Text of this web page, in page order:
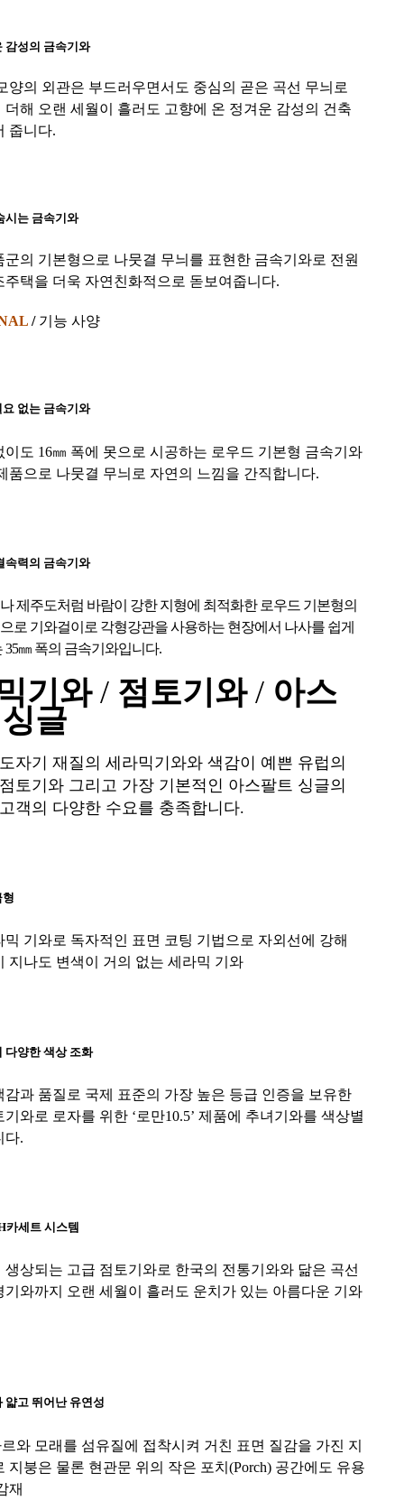
감성의 금속기와
양의 외관은 부드러우면서도 중심의 곧은 곡선 무늬로
더해 오랜 세월이 흘러도 고향에 온 정겨운 감성의 건축
줍니다.
시는 금속기와
군의 기본형으로 나뭇결 무늬를 표현한 금속기와로 전원
주택을 더욱 자연친화적으로 돋보여줍니다.
/ 기능 사양
없는 금속기와
이도 16㎜ 폭에 못으로 시공하는 로우드 기본형 금속기와
품으로 나뭇결 무늬로 자연의 느낌을 간직합니다.
속력의 금속기와
제주도처럼 바람이 강한 지형에 최적화한 로우드 기본형의
로 기와걸이로 각형강관을 사용하는 현장에서 나사를 쉽게
35㎜ 폭의 금속기와입니다.
기와/ 점토기와/ 아스
글
자기 재질의 세라믹기와와 색감이 예쁜 유럽의
토기와 그리고 가장 기본적인 아스팔트 싱글의
객의 다양한 수요를 충족합니다.
믹 기와로 독자적인 표면 코팅 기법으로 자외선에 강해
지나도 변색이 거의 없는 세라믹 기와
다양한 색상 조화
과 품질로 국제 표준의 가장 높은 등급 인증을 보유한
와로 로자를 위한 ‘로만10.5’ 제품에 추녀기와를 색상별
다.
카세트 시스템
생상되는 고급 점토기와로 한국의 전통기와와 닮은 곡선
기와까지 오랜 세월이 흘러도 운치가 있는 아름다운 기와
얇고 뛰어난 유연성
와 모래를 섬유질에 접착시켜 거친 표면 질감을 가진 지
지붕은 물론 현관문 위의 작은 포치(Porch) 공간에도 유용
재